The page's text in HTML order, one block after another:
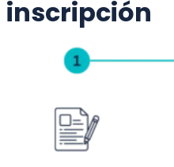
inscripción